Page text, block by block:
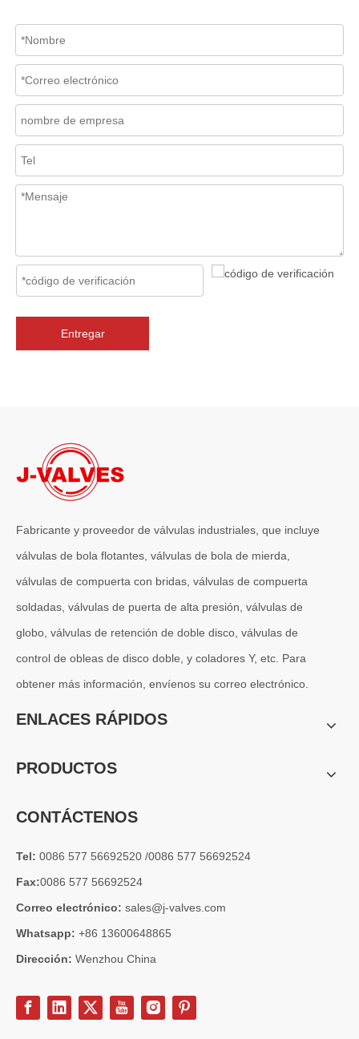
En los sistemas de tuberías industriales, mantener la calidad del
J-VALVES fabrica válvulas de compuerta WCB de gran
2026-07-04
En sistemas de tuberías criogénicas y de baja temperatura, los
Diseño, rendimiento y aplicaciones de válvulas de compuerta industriales en sistemas de tuberías de alta presión
Las válvulas de compuerta son una de las válvulas de
Entregar
Fabricante y proveedor de válvulas industriales, que incluye
válvulas de bola flotantes, válvulas de bola de mierda,
válvulas de compuerta con bridas, válvulas de compuerta
soldadas, válvulas de puerta de alta presión, válvulas de
globo, válvulas de retención de doble disco, válvulas de
control de obleas de disco doble, y coladores Y, etc. Para
obtener más información, envíenos su correo electrónico.
ENLACES RÁPIDOS
PRODUCTOS
CONTÁCTENOS
Tel: 0086 577 56692520 /0086 577 56692524
Fax:0086 577 56692524
Correo electrónico: sales@j-valves.com
Whatsapp: +86 13600648865
Dirección: Wenzhou China